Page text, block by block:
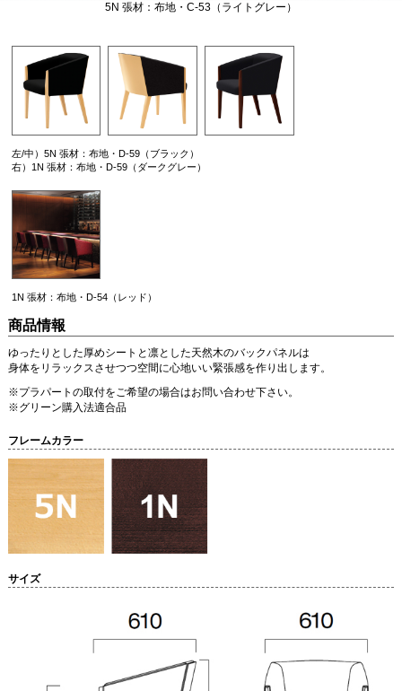
5N 張材：布地・C-53（ライトグレー）
左/中）5N 張材：布地・D-59（ブラック）
右）1N 張材：布地・D-59（ダークグレー）
1N 張材：布地・D-54（レッド）
商品情報
ゆったりとした厚めシートと凛とした天然木のバックパネルは
身体をリラックスさせつつ空間に心地いい緊張感を作り出します。
※プラパートの取付をご希望の場合はお問い合わせ下さい。
※グリーン購入法適合品
フレームカラー
サイズ